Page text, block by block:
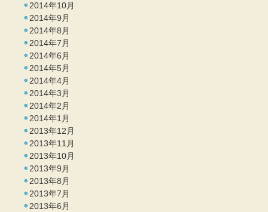
2014年10月
2014年9月
2014年8月
2014年7月
2014年6月
2014年5月
2014年4月
2014年3月
2014年2月
2014年1月
2013年12月
2013年11月
2013年10月
2013年9月
2013年8月
2013年7月
2013年6月